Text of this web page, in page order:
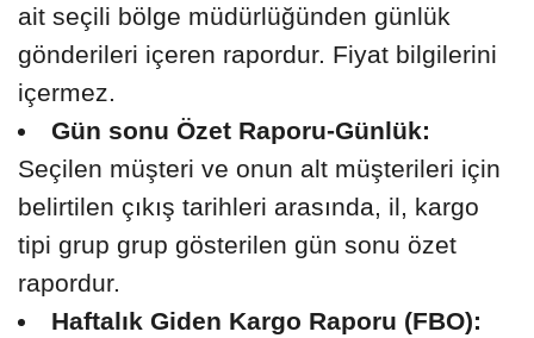
ait seçili bölge müdürlüğünden günlük
gönderileri içeren rapordur. Fiyat bilgilerini
içermez.
Gün sonu Özet Raporu-Günlük:
Seçilen müşteri ve onun alt müşterileri için
belirtilen çıkış tarihleri arasında, il, kargo
tipi grup grup gösterilen gün sonu özet
rapordur.
Haftalık Giden Kargo Raporu (FBO):